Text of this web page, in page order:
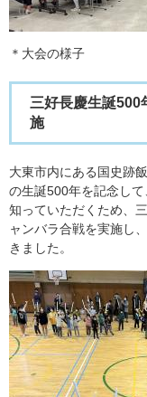
＊大会の様子
三好長慶生誕500
施
大東市内にある国史跡
の生誕500年を記念し
知っていただくため、
ャンバラ合戦を実施し
きました。